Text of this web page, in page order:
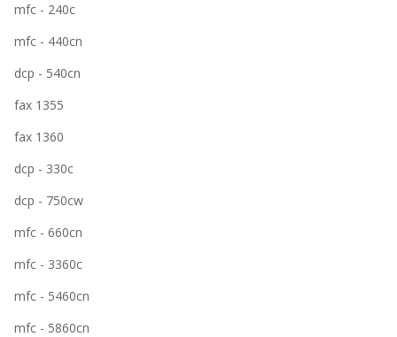
mfc - 240c
mfc - 440cn
dcp - 540cn
fax 1355
fax 1360
dcp - 330c
dcp - 750cw
mfc - 660cn
mfc - 3360c
mfc - 5460cn
mfc - 5860cn